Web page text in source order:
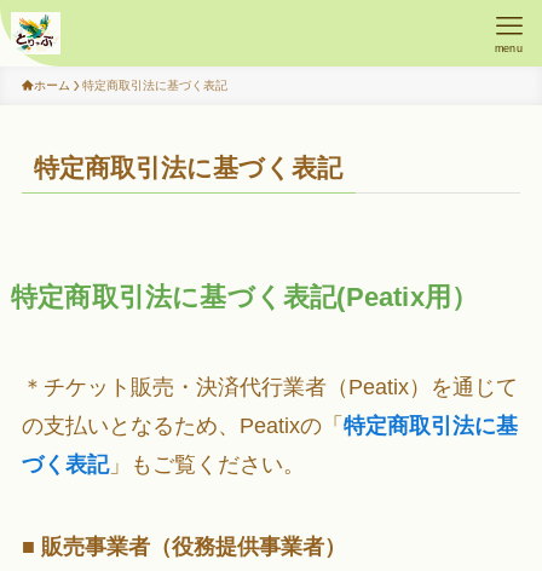
menu
ホーム 特定商取引法に基づく表記
特定商取引法に基づく表記
特定商取引法に基づく表記(Peatix用）
＊チケット販売・決済代行業者（Peatix）を通じて
の支払いとなるため、Peatixの「 特定商取引法に基
づく表記」もご覧ください。
■ 販売事業者（役務提供事業者）